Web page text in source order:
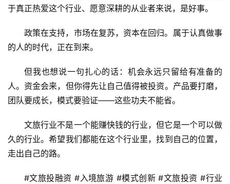
于真正热爱这个行业、愿意深耕的从业者来说，是好事。
政策在支持，市场在复苏，资本在回归。属于认真做事
的人的时代，正在到来。
但我也想说一句扎心的话：机会永远只留给有准备的
人。资金会来，但你得先让自己值得被投资。产品要打磨，
团队要成长，模式要验证——这些功夫不能省。
文旅行业不是一个能赚快钱的行业，但它是一个可以做
久的行业。希望我们都能在这个行业里，找到自己的位置，
走出自己的路。
#文旅投融资 #入境旅游 #模式创新 #文旅投资 #行业